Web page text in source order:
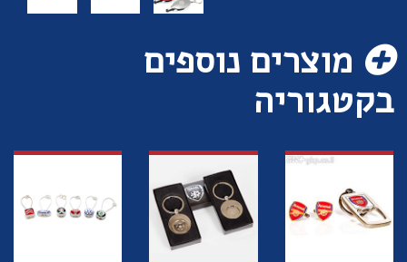
מוצרים נוספים
בקטגוריה